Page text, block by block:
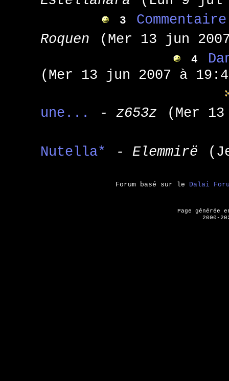
3
Roquen
(Mer 13 jun
4
(Mer 13 jun 2007 à
une... - z653z (Mer
Nutella* - Elemmirë
Forum basé sur le Dalai
Page générée
2000-